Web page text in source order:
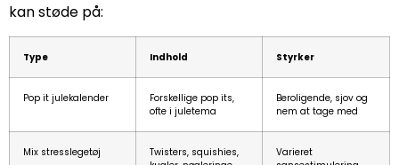
kan støde på:
Type Indhold Styrker
Pop it julekalender
Forskellige pop its,
ofte i juletema
Beroligende, sjov og
nem at tage med
Mix stresslegetøj
Twisters, squishies,
Varieret